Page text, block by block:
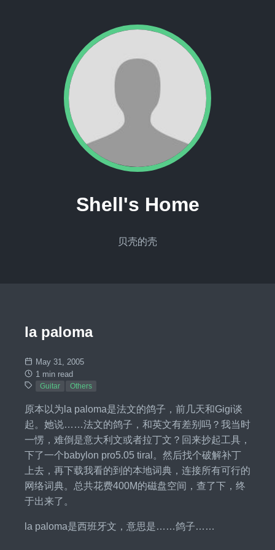
Shell's Home
贝壳的壳
la paloma
May 31, 2005
1 min read
Guitar Others
原本以为la paloma是法文的鸽子，前几天和Gigi谈
起。她说……法文的鸽子，和英文有差别吗？我当时
一愣，难倒是意大利文或者拉丁文？回来抄起工具，
下了一个babylon pro5.05 tiral。然后找个破解补丁
上去，再下载我看的到的本地词典，连接所有可行的
网络词典。总共花费400M的磁盘空间，查了下，终
于出来了。
la paloma是西班牙文，意思是……鸽子……